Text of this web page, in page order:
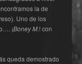
la de
Uno de los
¡Boney M.! con
queda demostrado